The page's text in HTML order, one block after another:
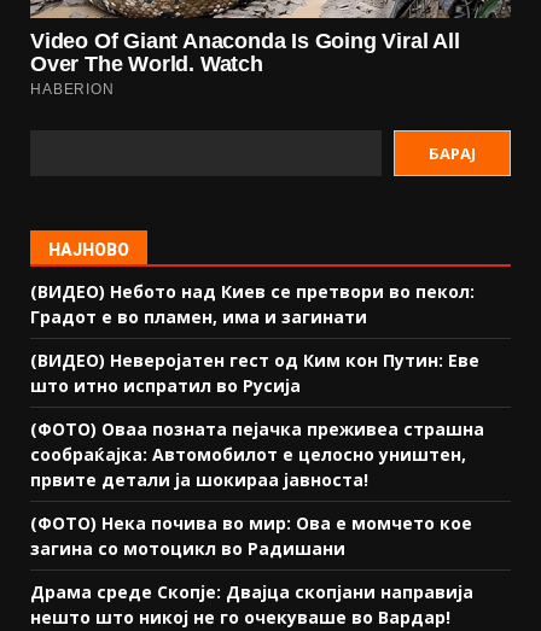
БАРАЈ
НАЈНОВО
(ВИДЕО) Небото над Киев се претвори во пекол:
Градот е во пламен, има и загинати
(ВИДЕО) Неверојатен гест од Ким кон Путин: Еве
што итно испратил во Русија
(ФОТО) Оваа позната пејачка преживеа страшна
сообраќајка: Автомобилот е целосно уништен,
првите детали ја шокираа јавноста!
(ФОТО) Нека почива во мир: Ова е момчето кое
загина со мотоцикл во Радишани
Драма среде Скопје: Двајца скопјани направија
нешто што никој не го очекуваше во Вардар!